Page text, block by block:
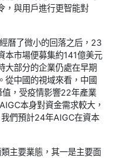
，與用戶進行更智能對
曆了微小的回落之后，23
本市場便募集約141億美元
大部分的企業仍處在早期
從中國的視域來看，中國
，受疫情影響22年產業
本身對資金需求較大，
們預計24年AIGC在資本
主要業態，其一是主要面